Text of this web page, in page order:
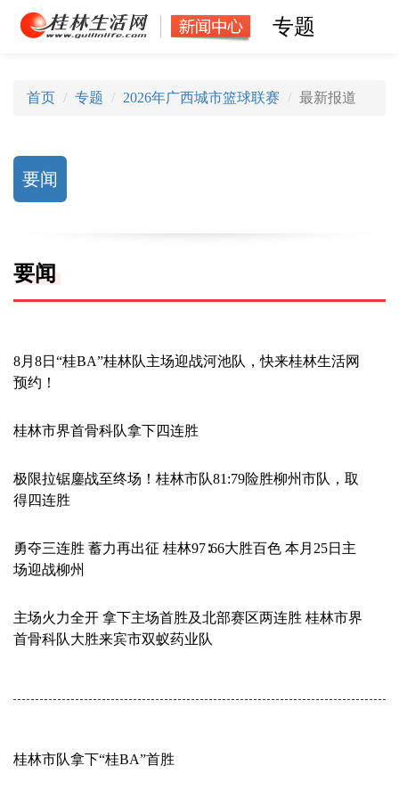
专题
首页 专题 2026年广西城市篮球联赛 最新报道
要闻
要闻
8月8日“桂BA”桂林队主场迎战河池队，快来桂林生活网
预约！
桂林市界首骨科队拿下四连胜
极限拉锯鏖战至终场！桂林市队81:79险胜柳州市队，取
得四连胜
勇夺三连胜 蓄力再出征 桂林97∶66大胜百色 本月25日主
场迎战柳州
主场火力全开 拿下主场首胜及北部赛区两连胜 桂林市界
首骨科队大胜来宾市双蚁药业队
桂林市队拿下“桂BA”首胜